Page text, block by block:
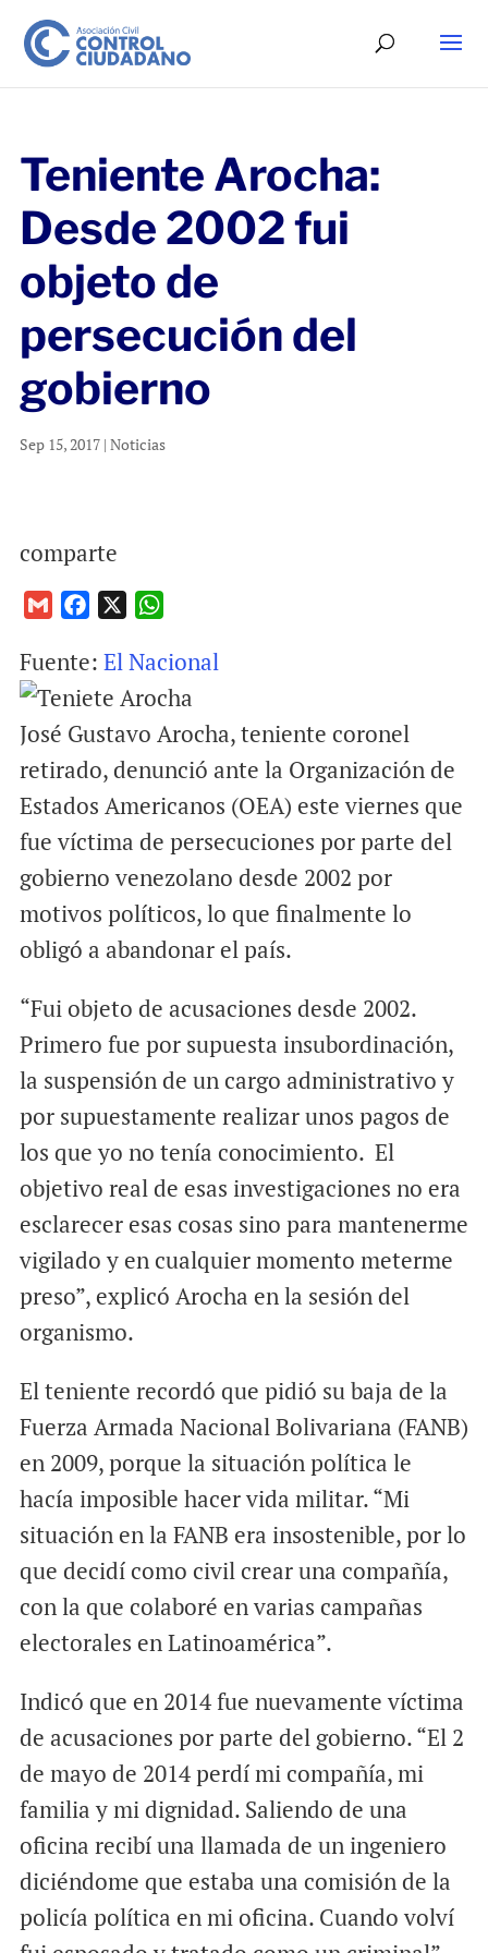
Teniente Arocha:
Desde 2002 fui
objeto de
persecución del
gobierno
Sep 15, 2017| Noticias
comparte
a
i
c
e
o
o
k
a
t
A
p
p
Fuente: El Nacional
José Gustavo Arocha, teniente coronel
retirado, denunció ante la Organización de
Estados Americanos (OEA) este viernes que
fue víctima de persecuciones por parte del
gobierno venezolano desde 2002 por
motivos políticos, lo que finalmente lo
obligó a abandonar el país.
“Fui objeto de acusaciones desde 2002.
Primero fue por supuesta insubordinación,
la suspensión de un cargo administrativo y
por supuestamente realizar unos pagos de
los que yo no tenía conocimiento. El
objetivo real de esas investigaciones no era
esclarecer esas cosas sino para mantenerme
vigilado y en cualquier momento meterme
preso”, explicó Arocha en la sesión del
organismo.
El teniente recordó que pidió su baja de la
Fuerza Armada Nacional Bolivariana (FANB)
en 2009, porque la situación política le
hacía imposible hacer vida militar. “Mi
situación en la FANB era insostenible, por lo
que decidí como civil crear una compañía,
con la que colaboré en varias campañas
electorales en Latinoamérica”.
Indicó que en 2014 fue nuevamente víctima
de acusaciones por parte del gobierno. “El 2
de mayo de 2014 perdí mi compañía, mi
familia y mi dignidad. Saliendo de una
oficina recibí una llamada de un ingeniero
diciéndome que estaba una comisión de la
policía política en mi oficina. Cuando volví